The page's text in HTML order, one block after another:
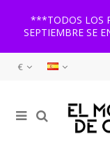
***TODOS LOS
SEPTIEMBRE SE
€